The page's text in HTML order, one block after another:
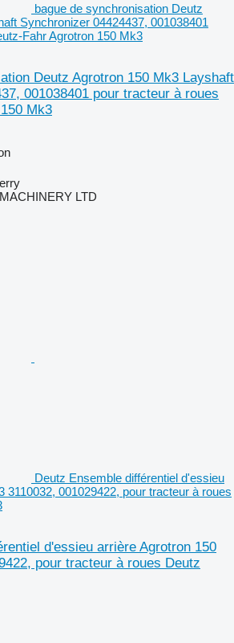
bague de synchronisation Deutz
Synchronizer 04424437, 001038401
Fahr Agrotron 150 Mk3
Deutz Agrotron 150 Mk3 Layshaft
001038401 pour tracteur à roues
Mk3
LTD
Deutz Ensemble différentiel d'essieu
3110032, 001029422, pour tracteur à roues
d'essieu arrière Agrotron 150
pour tracteur à roues Deutz